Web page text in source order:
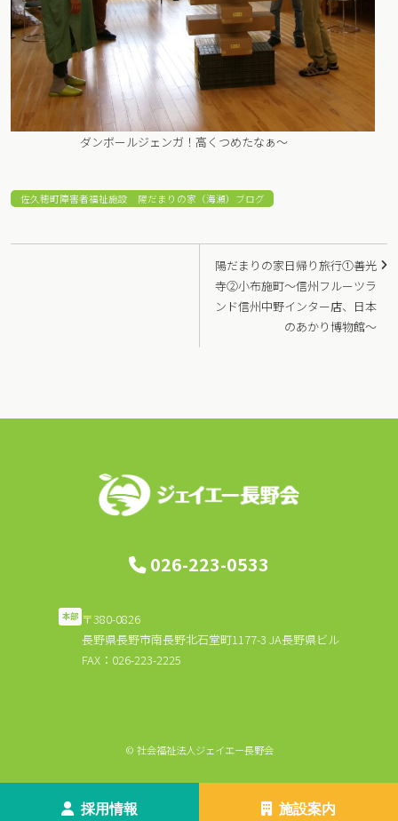
ダンボールジェンガ！高くつめたなぁ～
佐久穂町障害者福祉施設 陽だまりの家（海瀬）ブログ
ー
陽だまりの家日帰り旅行①善光
寺②小布施町～信州フルーツラ
ンド信州中野インター店、日本
のあかり博物館～
026-223-0533
本部 〒380-0826
長野県長野市南長野北石堂町1177-3 JA長野県ビル
FAX：026-223-2225
© 社会福祉法人ジェイエー長野会
採用情報 施設案内